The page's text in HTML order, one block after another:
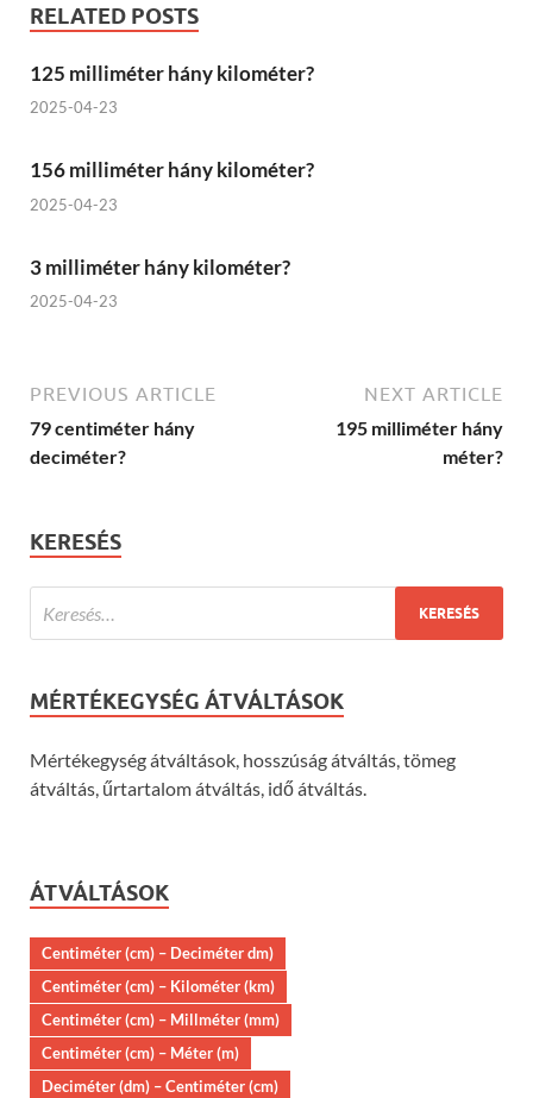
RELATED POSTS
125 milliméter hány kilométer?
2025-04-23
156 milliméter hány kilométer?
2025-04-23
3 milliméter hány kilométer?
2025-04-23
PREVIOUS ARTICLE
79 centiméter hány
deciméter?
NEXT ARTICLE
195 milliméter hány
méter?
KERESÉS
MÉRTÉKEGYSÉG ÁTVÁLTÁSOK
Mértékegység átváltások, hosszúság átváltás, tömeg
átváltás, űrtartalom átváltás, idő átváltás.
ÁTVÁLTÁSOK
Centiméter (cm) – Deciméter dm)
Centiméter (cm) – Kilométer (km)
Centiméter (cm) – Millméter (mm)
Centiméter (cm) – Méter (m)
Deciméter (dm) – Centiméter (cm)